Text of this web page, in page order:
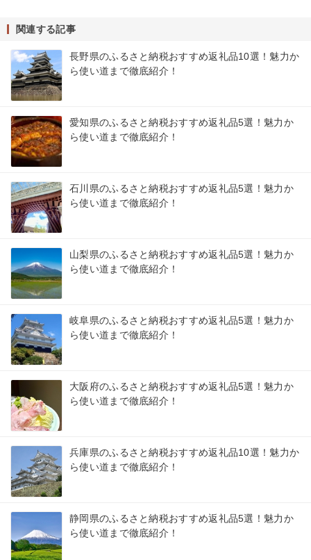
関連する記事
長野県のふるさと納税おすすめ返礼品10選！魅力か
ら使い道まで徹底紹介！
愛知県のふるさと納税おすすめ返礼品5選！魅力か
ら使い道まで徹底紹介！
石川県のふるさと納税おすすめ返礼品5選！魅力か
ら使い道まで徹底紹介！
山梨県のふるさと納税おすすめ返礼品5選！魅力か
ら使い道まで徹底紹介！
岐阜県のふるさと納税おすすめ返礼品5選！魅力か
ら使い道まで徹底紹介！
大阪府のふるさと納税おすすめ返礼品5選！魅力か
ら使い道まで徹底紹介！
兵庫県のふるさと納税おすすめ返礼品10選！魅力か
ら使い道まで徹底紹介！
静岡県のふるさと納税おすすめ返礼品5選！魅力か
ら使い道まで徹底紹介！